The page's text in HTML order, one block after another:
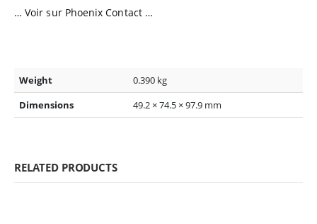
… Voir sur Phoenix Contact …
Weight
0.390 kg
Dimensions
49.2 × 74.5 × 97.9 mm
RELATED PRODUCTS